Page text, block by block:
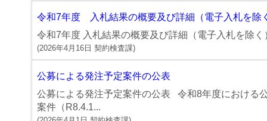
令和7年度 入札結果の概要及び詳細（電子入札を除
令和7年度 入札結果の概要及び詳細（電子入札を除
(2026年4月16日 契約検査課)
公募による発注予定案件の公表
公募による発注予定案件の公表 令和8年度における
案件（R8.4.1...